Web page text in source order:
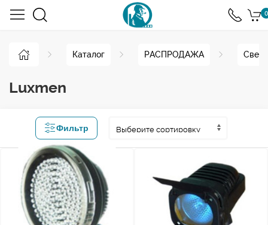
0
Каталог РАСПРОДАЖА
Luxmen
Фильтр